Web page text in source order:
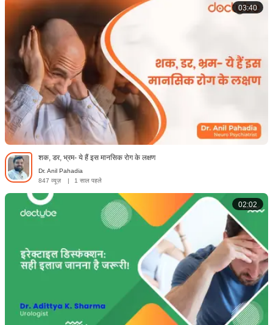
03:40
शक, डर, भ्रम- ये हैं इस मानसिक रोग के लक्षण
Dr. Anil Pahadia
847 व्यूज़
| 1 साल पहले
02:02